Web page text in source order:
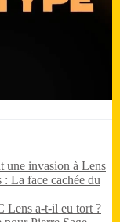
une invasion à Lens
: La face cachée du
Lens a-t-il eu tort ?